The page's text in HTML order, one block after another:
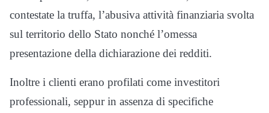
contestate la truffa, l’abusiva attività finanziaria svolta
sul territorio dello Stato nonché l’omessa
presentazione della dichiarazione dei redditi.
Inoltre i clienti erano profilati come investitori
professionali, seppur in assenza di specifiche